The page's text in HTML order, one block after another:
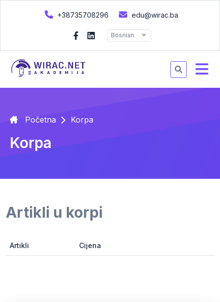
+38735708296 edu@wirac.ba
Bosnian
Početna Korpa
Korpa
Artikli u korpi
Artikli Cijena